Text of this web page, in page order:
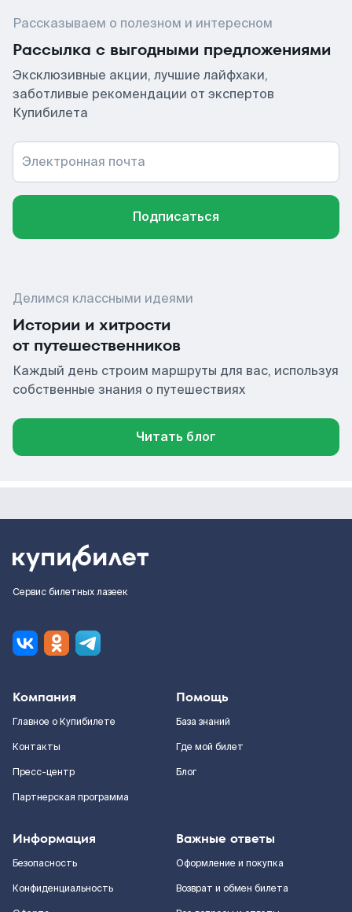
Рассказываем о полезном и интересном
Рассылка с выгодными предложениями
Эксклюзивные акции, лучшие лайфхаки,
заботливые рекомендации от экспертов
Купибилета
Электронная почта
Подписаться
Делимся классными идеями
Истории и хитрости
от путешественников
Каждый день строим маршруты для вас, используя
собственные знания о путешествиях
Читать блог
Сервис билетных лазеек
Компания
Главное о Купибилете
Контакты
Пресс-центр
Партнерская программа
Помощь
База знаний
Где мой билет
Блог
Информация
Безопасность
Конфиденциальность
Важные ответы
Оформление и покупка
Возврат и обмен билета